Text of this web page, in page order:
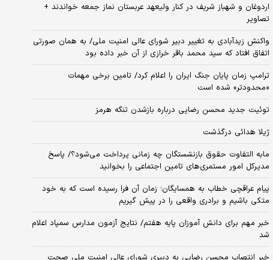
اردوغان و شهباز شریف در کنار ولیعهد عربستان نماز جمعه خواندند +
تصاویر
واکنش زیدآبادی به تغییر دبیر شورای عالی امنیت ملی/ به همان صورتی
اتفاق افتاد که سید محمد باقر خرازی از آن خبر داده بود
ترامپ زمان پایان جنگ ایران را اعلام کرد/ تامین برخی مهمات
«محدودتر» شده است
توئیت جدید محسن رضایی درباره بازشدن تنگه هرمز
ژیلا هدائی درگذشت
مابه التفاوت حقوق بازنشستگان چه زمانی پرداخت می‌شود؟/ پاسخ
مدیرکل امور مستمری‌های تامین اجتماعی را بخوانید
پیام عراقچی خطاب به همسایگان؛ زمان آن فرا رسیده است که به خود
متکی باشیم و برادری واقعی را در پیش گیریم
خبر مهم برای دانش آموزان پایه هفتم/ نتایج آزمون مدارس سمپاد اعلام
شد
خبر انتصاب محسن رضایی به دبیری شورای عالی امنیت ملی صحت